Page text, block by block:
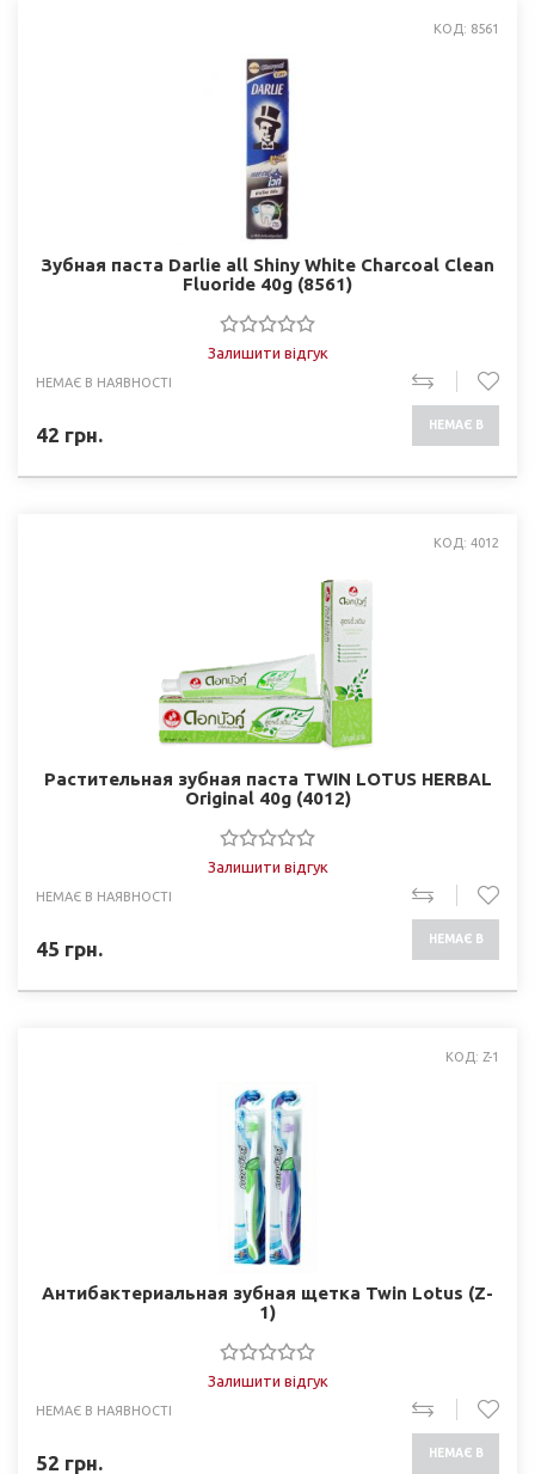
КОД: 8561
Зубная паста Darlie all Shiny White Charcoal Clean
Fluoride 40g (8561)
Залишити відгук
НЕМАЄ В НАЯВНОСТІ
42 грн. НЕМАЄ В
КОД: 4012
Растительная зубная паста TWIN LOTUS HERBAL
Original 40g (4012)
Залишити відгук
НЕМАЄ В НАЯВНОСТІ
45 грн. НЕМАЄ В
КОД: Z-1
Антибактериальная зубная щетка Twin Lotus (Z-
1)
Залишити відгук
НЕМАЄ В НАЯВНОСТІ
52 грн. НЕМАЄ В